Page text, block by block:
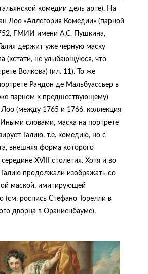
комедии дель арте). На
Лоо «Аллегория Комедии» (парной
ГМИИ имени А.С. Пушкина,
держит уже черную маску
(кстати, не улыбающуюся, что
Волкова) (ил. 11). То же
Рандон де Мальбуассьер в
парном к предшествующему)
(между 1765 и 1766, коллекция
словами, маска на портрете
Талию, т.е. комедию, но с
внешняя форма которого
XVIII столетия. Хотя и во
продолжали изображать со
маской, имитирующей
(см. роспись Стефано Торелли в
дворца в Ораниенбауме).